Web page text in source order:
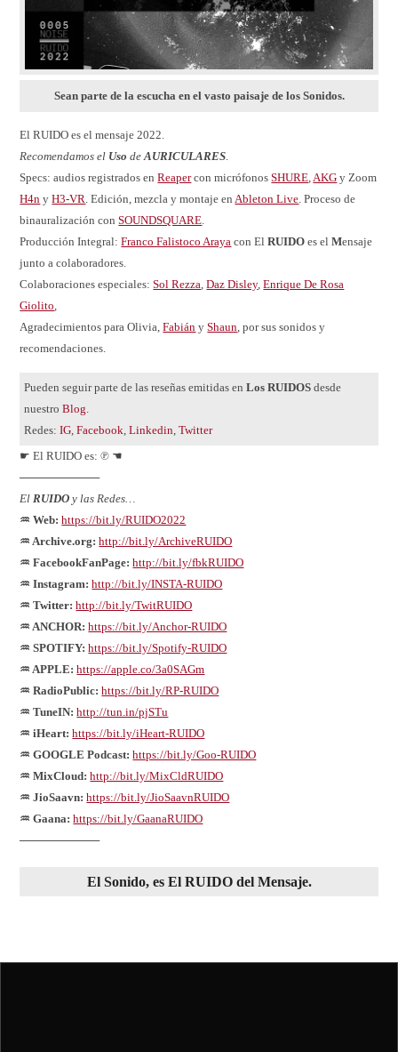
Sean parte de la escucha en el vasto paisaje de los Sonidos.
El RUIDO es el mensaje 2022.
Recomendamos el Uso deAURICULARES.
Specs: audios registrados enReapercon micrófonosSHURE,AKG y Zoom
H4n yH3-VR. Edición, mezcla y montaje enAbleton Live. Proceso de
binauralización conSOUNDSQUARE.
Producción Integral:Franco Falistoco Araya con ElRUIDO es elMensaje
junto a colaboradores.
Colaboraciones especiales:Sol Rezza,Daz Disley,Enrique De Rosa
Giolito,
Agradecimientos para Olivia,Fabián yShaun, por sus sonidos y
recomendaciones.
Pueden seguir parte de las reseñas emitidas enLos RUIDOS desde
nuestroBlog
Redes:IG ,Facebook ,Linkedin ,Twitter
☛ El RUIDO es: ℗ ☚
──────────
El RUIDO y las Redes…
♒ Web: https://bit.ly/RUIDO2022
♒ Archive.org: http://bit.ly/ArchiveRUIDO
♒ FacebookFanPage: http://bit.ly/fbkRUIDO
♒ Instagram:http://bit.ly/INSTA-RUIDO
♒ Twitter: http://bit.ly/TwitRUIDO
♒ ANCHOR: https://bit.ly/Anchor-RUIDO
♒ SPOTIFY: https://bit.ly/Spotify-RUIDO
♒ APPLE: https://apple.co/3a0SAGm
♒ RadioPublic: https://bit.ly/RP-RUIDO
♒ TuneIN: http://tun.in/pjSTu
♒ iHeart: https://bit.ly/iHeart-RUIDO
♒ GOOGLE Podcast: https://bit.ly/Goo-RUIDO
♒ MixCloud: http://bit.ly/MixCldRUIDO
♒ JioSaavn: https://bit.ly/JioSaavnRUIDO
♒ Gaana: https://bit.ly/GaanaRUIDO
──────────
El Sonido, es El RUIDOdel Mensaje.